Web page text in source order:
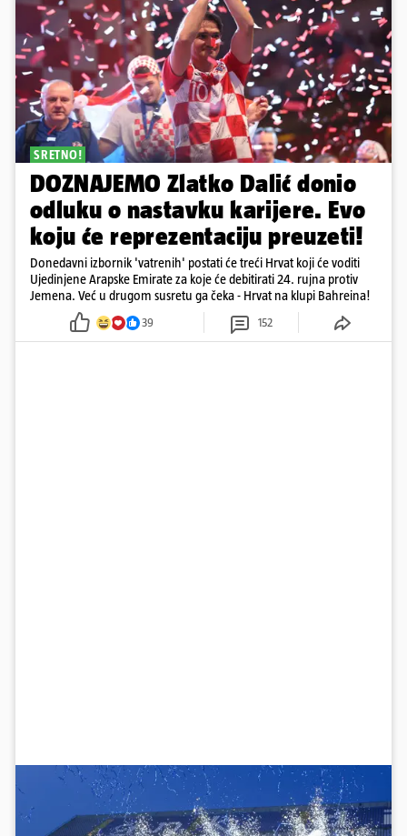
SRETNO!
DOZNAJEMO Zlatko Dalić donio
odluku o nastavku karijere. Evo
koju će reprezentaciju preuzeti!
Donedavni izbornik 'vatrenih' postati će treći Hrvat koji će voditi
Ujedinjene Arapske Emirate za koje će debitirati 24. rujna protiv
Jemena. Već u drugom susretu ga čeka - Hrvat na klupi Bahreina!
39 152